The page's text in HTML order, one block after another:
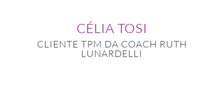
CÉLIA TOSI
CLIENTE TPM DA COACH RUTH
LUNARDELLI